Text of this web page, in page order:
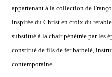
appartenant à la collection de
inspirée du Christ en croix du retable
substitué à la chair pénétrée par les
constitué de fils de fer barbelé,
contemporaine.